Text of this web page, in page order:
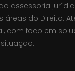
assessoria
áreas do Direito.
com foco em